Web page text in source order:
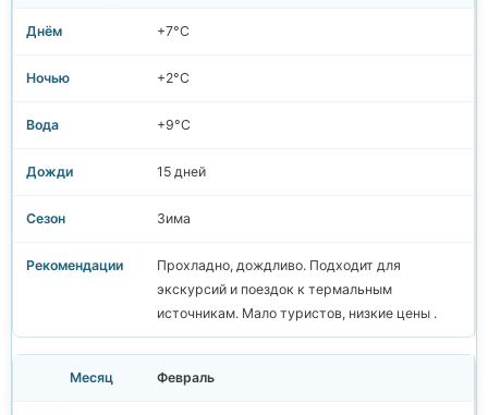
+7°C
+2°C
+9°C
15 дней
Зима
Прохладно, дождливо. Подходит для
экскурсий и поездок к термальным
источникам. Мало туристов, низкие цены .
Февраль